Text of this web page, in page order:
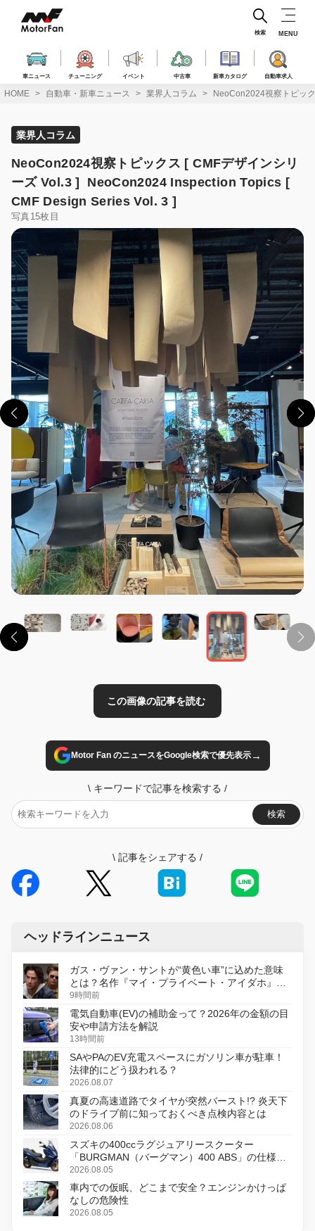
ス
車ニュース チューニング イベント 中古車 新車カタログ 自動車求人
検索 MENU
HOME 自動車・新車ニュース 業界人コラム NeoCon2024視察トピッ
業界人コラム
NeoCon2024視察トピックス [ CMFデザインシリ
ーズ Vol.3 ] NeoCon2024 Inspection Topics [
CMF Design Series Vol. 3 ]
写真15枚目
この画像の記事を読む
Motor Fan のニュースをGoogle検索で優先表示→
\ キーワードで記事を検索する /
検索
\ 記事をシェアする /
ヘッドラインニュース
ガス・ヴァン・サントが“黄色い車”に込めた意味
とは？名作『マイ・プライベート・アイダホ』が
初のデジタルリマスター版で復活
9時間前
電気自動車(EV)の補助金って？2026年の金額の目
安や申請方法を解説
13時間前
SAやPAのEV充電スペースにガソリン車が駐車！
法律的にどう扱われる？
2026.08.07
真夏の高速道路でタイヤが突然バースト!? 炎天下
のドライブ前に知っておくべき点検内容とは
2026.08.06
スズキの400ccラグジュアリースクーター
「BURGMAN（バーグマン）400 ABS」の仕様を
変更し、8月18日に発売
2026.08.05
車内での仮眠、どこまで安全？エンジンかけっぱ
なしの危険性
2026.08.05